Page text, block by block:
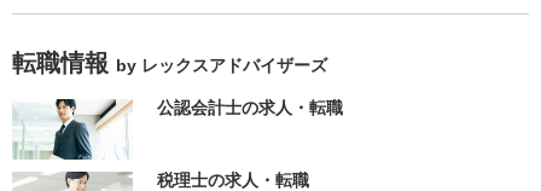
転職情報 by レックスアドバイザーズ
公認会計士の求人・転職
税理士の求人・転職